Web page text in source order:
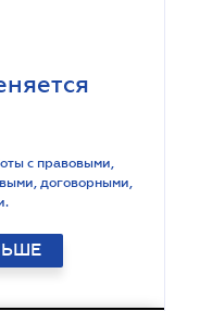
с правовыми,
договорными,